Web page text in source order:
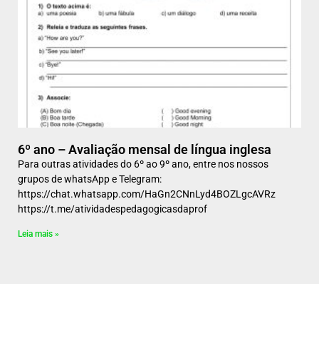
6º ano – Avaliação mensal de língua inglesa
Para outras atividades do 6º ao 9º ano, entre nos nossos
grupos de whatsApp e Telegram:
https://chat.whatsapp.com/HaGn2CNnLyd4BOZLgcAVRz
https://t.me/atividadespedagogicasdaprof
Leia mais »